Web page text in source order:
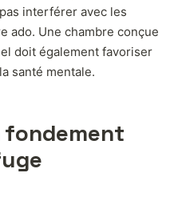
interférer avec les
ado. Une chambre conçue
doit également favoriser
santé mentale.
fondement